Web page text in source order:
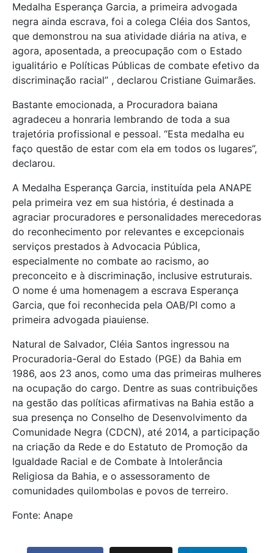
Medalha Esperança Garcia, a primeira advogada
negra ainda escrava, foi a colega Cléia dos Santos,
que demonstrou na sua atividade diária na ativa, e
agora, aposentada, a preocupação com o Estado
igualitário e Políticas Públicas de combate efetivo da
discriminação racial” , declarou Cristiane Guimarães.
Bastante emocionada, a Procuradora baiana
agradeceu a honraria lembrando de toda a sua
trajetória profissional e pessoal. “Esta medalha eu
faço questão de estar com ela em todos os lugares”,
declarou.
A Medalha Esperança Garcia, instituída pela ANAPE
pela primeira vez em sua história, é destinada a
agraciar procuradores e personalidades merecedoras
do reconhecimento por relevantes e excepcionais
serviços prestados à Advocacia Pública,
especialmente no combate ao racismo, ao
preconceito e à discriminação, inclusive estruturais.
O nome é uma homenagem a escrava Esperança
Garcia, que foi reconhecida pela OAB/PI como a
primeira advogada piauiense.
Natural de Salvador, Cléia Santos ingressou na
Procuradoria-Geral do Estado (PGE) da Bahia em
1986, aos 23 anos, como uma das primeiras mulheres
na ocupação do cargo. Dentre as suas contribuições
na gestão das políticas afirmativas na Bahia estão a
sua presença no Conselho de Desenvolvimento da
Comunidade Negra (CDCN), até 2014, a participação
na criação da Rede e do Estatuto de Promoção da
Igualdade Racial e de Combate à Intolerância
Religiosa da Bahia, e o assessoramento de
comunidades quilombolas e povos de terreiro.
Fonte: Anape